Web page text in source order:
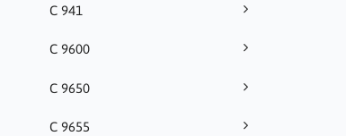
C 941
C 9600
C 9650
C 9655